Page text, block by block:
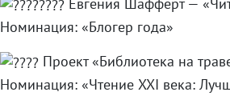
Номинация: «Блогер года»
Проект «Библиотека на
Номинация: «Чтение XXI века: